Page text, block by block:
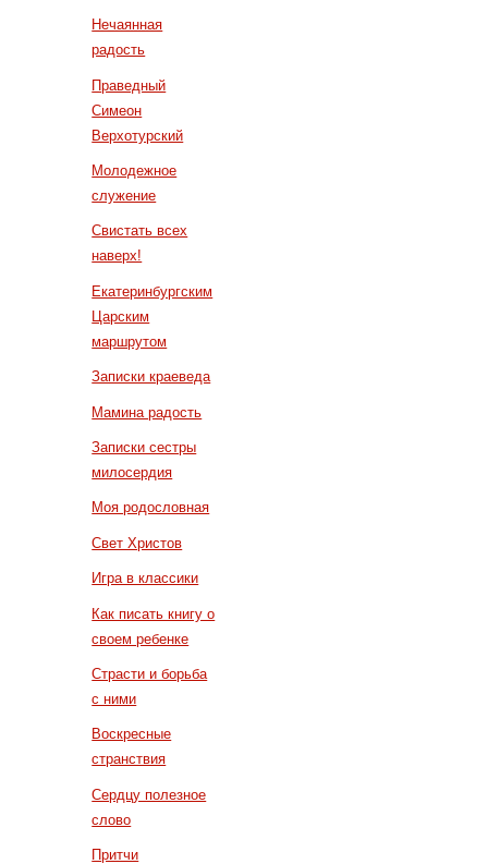
Нечаянная
радость
Праведный
Симеон
Верхотурский
Молодежное
служение
Свистать всех
наверх!
Екатеринбургским
Царским
маршрутом
Записки краеведа
Мамина радость
Записки сестры
милосердия
Моя родословная
Свет Христов
Игра в классики
Как писать книгу о
своем ребенке
Страсти и борьба
с ними
Воскресные
странствия
Сердцу полезное
слово
Притчи